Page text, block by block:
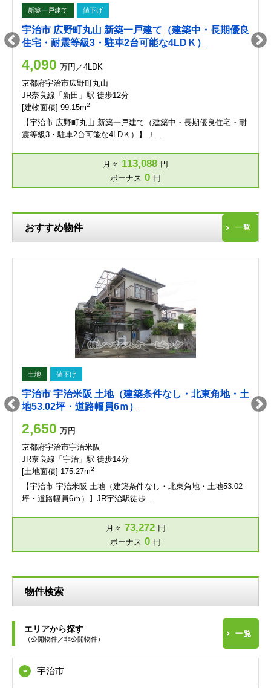
新築一戸建て 値下げ
宇治市 広野町丸山 新築一戸建て（建築中・長期優良
住宅・耐震等級3・駐車2台可能な4LDＫ）
4,090 万円／4LDK
京都府宇治市広野町丸山
JR奈良線「新田」駅 徒歩12分
[建物面積] 99.15m2
【宇治市 広野町丸山 新築一戸建て（建築中・長期優良住宅・耐
震等級3・駐車2台可能な4LDＫ）】Ｊ…
月々 113,088 円
ボーナス 0 円
おすすめ物件 一覧
土地 値下げ
宇治市 宇治米阪 土地（建築条件なし・北東角地・土
地53.02坪・道路幅員6ｍ）
2,650 万円
京都府宇治市宇治米阪
JR奈良線「宇治」駅 徒歩14分
[土地面積] 175.27m2
【宇治市 宇治米阪 土地（建築条件なし・北東角地・土地53.02
坪・道路幅員6ｍ）】JR宇治駅徒歩…
月々 73,272 円
ボーナス 0 円
物件検索
エリアから探す
（公開物件／非公開物件）
一覧
宇治市